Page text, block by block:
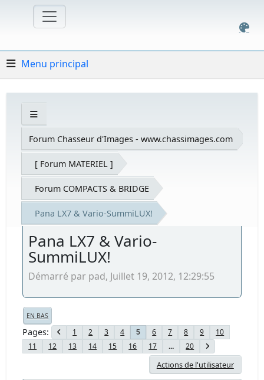
Menu principal
Forum Chasseur d'Images - www.chassimages.com
[ Forum MATERIEL ]
Forum COMPACTS & BRIDGE
Pana LX7 & Vario-SummiLUX!
Pana LX7 & Vario-
SummiLUX!
Démarré par pad, Juillet 19, 2012, 12:29:55
EN BAS
Pages 1 2 3 4 5 6 7 8 9
10
11
12 13 14 15 16 17 ... 20
Actions de l'utilisateur